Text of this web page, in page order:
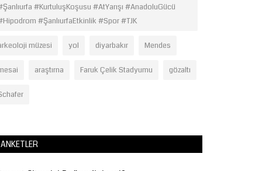
#KurtuluşKoşusu #AtYarışı #AnadoluGücü
#ŞanlıurfaEtkinlik #Spor #TJK
müzesi yol diyarbakır Mendes
araştırna Faruk Çelik Stadyumu gözaltı
ANKETLER